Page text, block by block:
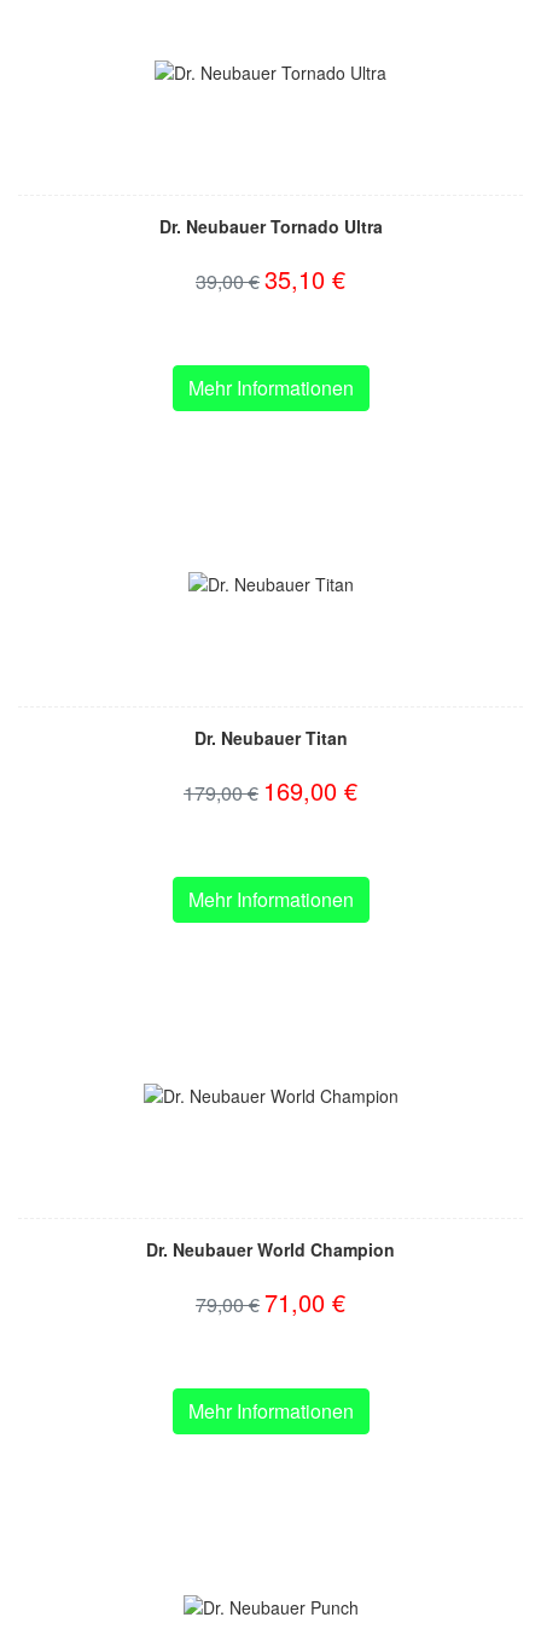
Dr. Neubauer Tornado Ultra
39,00 €35,10 €
Mehr Informationen
Dr. Neubauer Titan
179,00 € 169,00 €
Mehr Informationen
Dr. Neubauer World Champion
79,00 € 71,00 €
Mehr Informationen